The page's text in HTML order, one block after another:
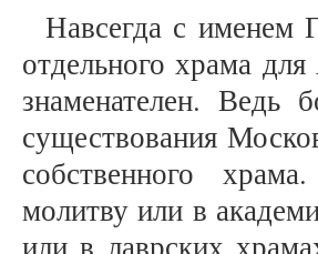
Навсегда с именем
отдельного храма
знаменателен. Ведь
существования
собственного
молитву или в